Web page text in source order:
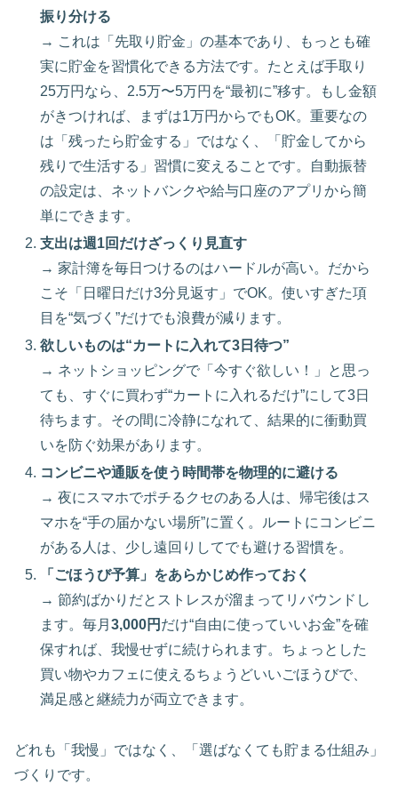
振り分ける
→ これは「先取り貯金」の基本であり、もっとも確
実に貯金を習慣化できる方法です。たとえば手取り
25万円なら、2.5万〜5万円を“最初に”移す。もし金額
がきつければ、まずは1万円からでもOK。重要なの
は「残ったら貯金する」ではなく、「貯金してから
残りで生活する」習慣に変えることです。自動振替
の設定は、ネットバンクや給与口座のアプリから簡
単にできます。
支出は週1回だけざっくり見直す
→ 家計簿を毎日つけるのはハードルが高い。だから
こそ「日曜日だけ3分見返す」でOK。使いすぎた項
目を“気づく”だけでも浪費が減ります。
欲しいものは“カートに入れて3日待つ”
→ ネットショッピングで「今すぐ欲しい！」と思っ
ても、すぐに買わず“カートに入れるだけ”にして3日
待ちます。その間に冷静になれて、結果的に衝動買
いを防ぐ効果があります。
コンビニや通販を使う時間帯を物理的に避ける
→ 夜にスマホでポチるクセのある人は、帰宅後はス
マホを“手の届かない場所”に置く。ルートにコンビニ
がある人は、少し遠回りしてでも避ける習慣を。
「ごほうび予算」をあらかじめ作っておく
→ 節約ばかりだとストレスが溜まってリバウンドし
ます。毎月3,000円 だけ“自由に使っていいお金”を確
保すれば、我慢せずに続けられます。ちょっとした
買い物やカフェに使えるちょうどいいごほうびで、
満足感と継続力が両立できます。
どれも「我慢」ではなく、「選ばなくても貯まる仕組み」
づくりです。